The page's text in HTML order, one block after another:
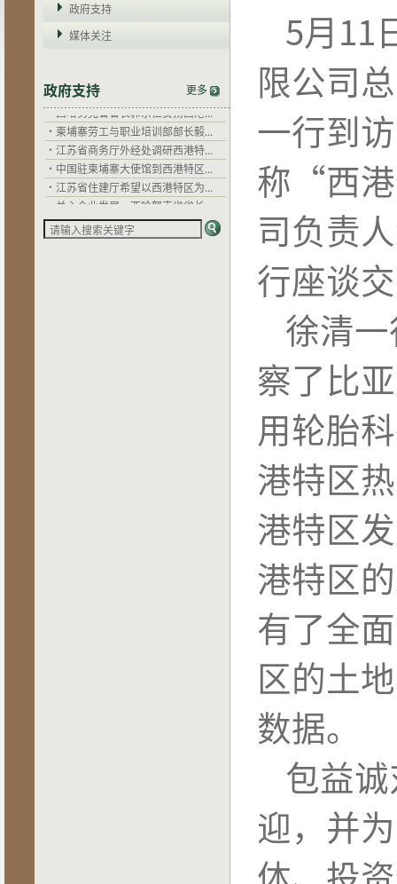
政府支持
媒体关注
政府支持 更多
·
干拉省省长郭宗仁：西港特区以...
·西哈努克省省长郭宗仁赞扬西港...
柬埔寨劳工与职业培训部部长毅...
· 江苏省商务厅外经处调研西港特...
· 中国驻柬埔寨大使馆到西港特区...
· 江苏省住建厅希望以西港特区为...
· 关心企业发展，西哈努克省省长...
·西哈努克省省长郭宗仁赞扬西港...
5月11
限公司
一行到
称 “西
司负责
行座谈
徐清
察了比
用轮胎
港特区
港特区
港特区
有了全
区的土
数据。
包益
迎，并